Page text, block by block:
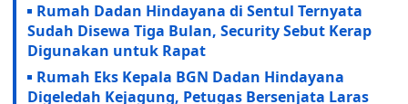
Rumah Dadan Hindayana di Sentul Ternyata
Sudah Disewa Tiga Bulan, Security Sebut Kerap
Digunakan untuk Rapat
Rumah Eks Kepala BGN Dadan Hindayana
Digeledah Kejagung, Petugas Bersenjata Laras